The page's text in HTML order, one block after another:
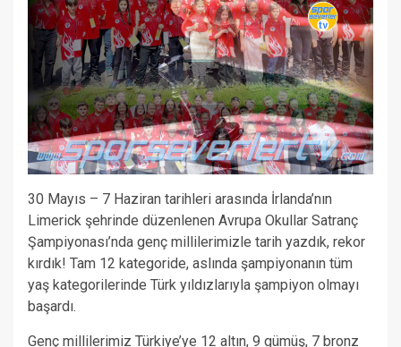
30 Mayıs – 7 Haziran tarihleri arasında İrlanda’nın
Limerick şehrinde düzenlenen Avrupa Okullar Satranç
Şampiyonası’nda genç millilerimizle tarih yazdık, rekor
kırdık! Tam 12 kategoride, aslında şampiyonanın tüm
yaş kategorilerinde Türk yıldızlarıyla şampiyon olmayı
başardı.
Genç millilerimiz Türkiye’ye 12 altın, 9 gümüş, 7 bronz